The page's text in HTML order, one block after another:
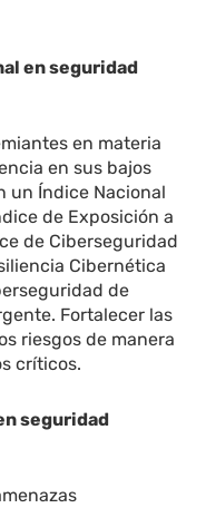
en seguridad
en materia
en sus bajos
un Índice Nacional
de Exposición a
de Ciberseguridad
Cibernética
de
Fortalecer las
riesgos de manera
críticos.
seguridad